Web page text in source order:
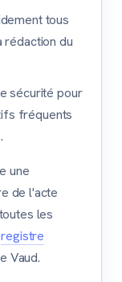
tous
rédaction du
sécurité pour
fréquents
une
de l'acte
les
registre
Vaud.